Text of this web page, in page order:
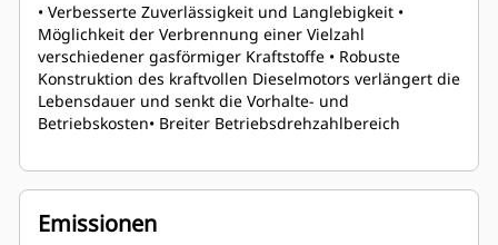
• Verbesserte Zuverlässigkeit und Langlebigkeit •
Möglichkeit der Verbrennung einer Vielzahl
verschiedener gasförmiger Kraftstoffe • Robuste
Konstruktion des kraftvollen Dieselmotors verlängert die
Lebensdauer und senkt die Vorhalte- und
Betriebskosten• Breiter Betriebsdrehzahlbereich
Emissionen